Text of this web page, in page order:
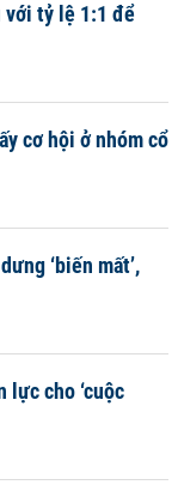
với tỷ lệ 1:1 để
cơ hội ở nhóm cổ
‘biến mất’,
lực cho ‘cuộc